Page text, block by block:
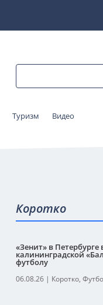
Туризм Видео
Коротко
«Зенит» в Петербурге
калининградской
футболу
06.08.26| Коротко,